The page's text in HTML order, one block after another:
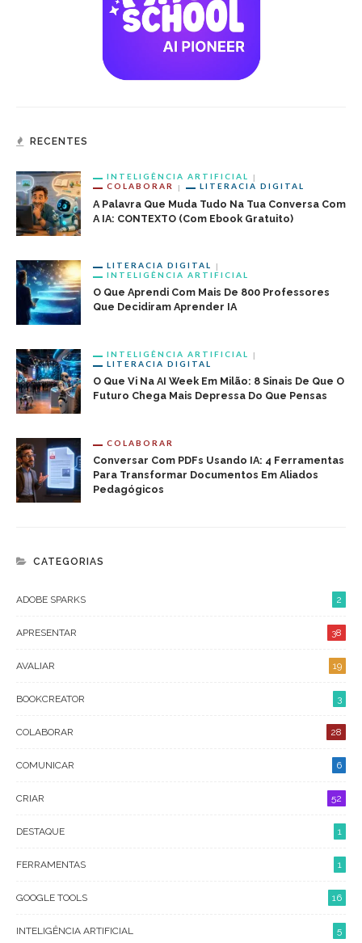
RECENTES
INTELIGÊNCIA ARTIFICIAL
COLABORAR
LITERACIA DIGITAL
A Palavra Que Muda Tudo Na Tua Conversa Com
A IA: CONTEXTO (com Ebook Gratuito)
LITERACIA DIGITAL
INTELIGÊNCIA ARTIFICIAL
O Que Aprendi Com Mais De 800 Professores
Que Decidiram Aprender IA
INTELIGÊNCIA ARTIFICIAL
LITERACIA DIGITAL
O Que Vi Na AI Week Em Milão: 8 Sinais De Que O
Futuro Chega Mais Depressa Do Que Pensas
COLABORAR
Conversar Com PDFs Usando IA: 4 Ferramentas
Para Transformar Documentos Em Aliados
Pedagógicos
CATEGORIAS
ADOBE SPARKS 2
APRESENTAR 38
AVALIAR 19
BOOKCREATOR 3
COLABORAR 28
COMUNICAR 6
CRIAR 52
DESTAQUE 1
FERRAMENTAS 1
GOOGLE TOOLS 16
INTELIGÊNCIA ARTIFICIAL 5